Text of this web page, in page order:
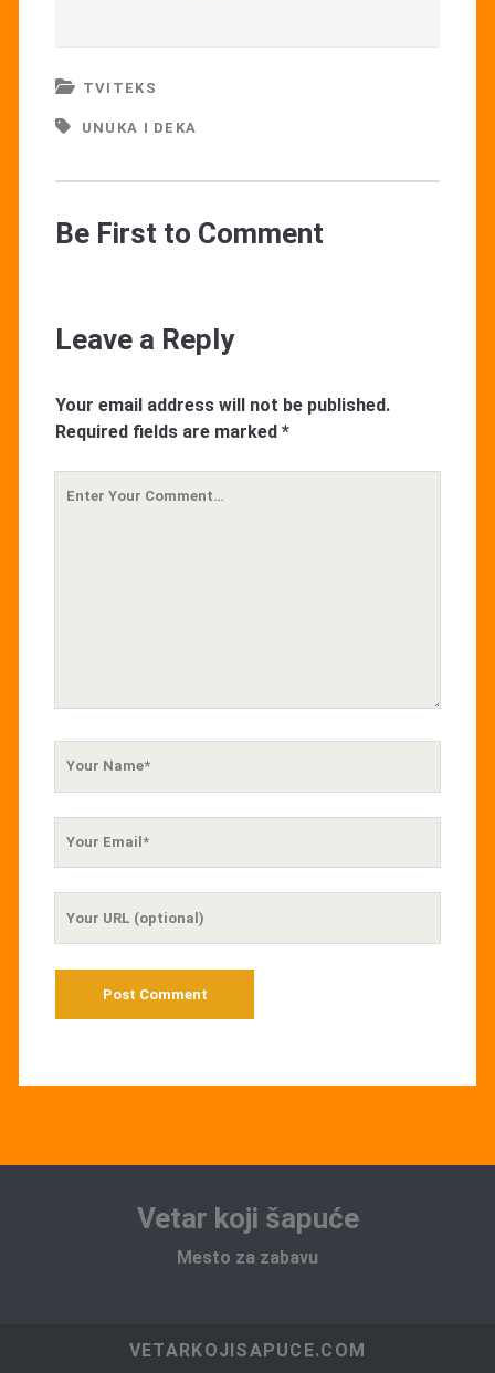
TVITEKS
UNUKA I DEKA
Be First to Comment
Leave a Reply
Your email address will not be published.
Required fields are marked *
Vetar koji šapuće
Mesto za zabavu
VETARKOJISAPUCE.COM